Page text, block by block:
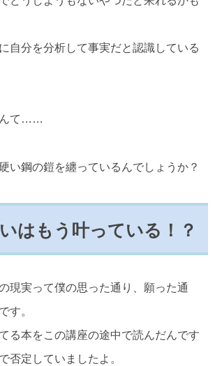
自分を分析して事実だと認識している
んて……
い鋼の鎧を纏っているんでしょうか？
はもう叶っている！？
現実って僕の思った通り、願った通
す。
る本をこの講座の途中で読んだんです
否定していましたよ。